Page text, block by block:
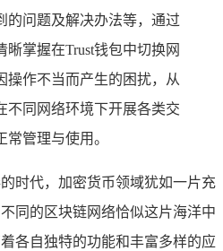
的问题及解决办法等，通过
掌握在Trust钱包中切换网
操作不当而产生的困扰，从
不同网络环境下开展各类交
管理与使用。
时代，加密货币领域犹如一片充
同的区块链网络恰似这片海洋中
各自独特的功能和丰富多样的应